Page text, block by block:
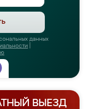
данных
ВЫЕЗД